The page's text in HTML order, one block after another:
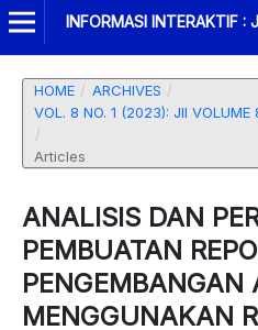
HOME / ARCHIVES /
VOL. 8 NO. 1 (2023): JII VOLUME
/
Articles
ANALISIS DAN
PEMBUATAN
PENGEMBANGAN
MENGGUNAKAN